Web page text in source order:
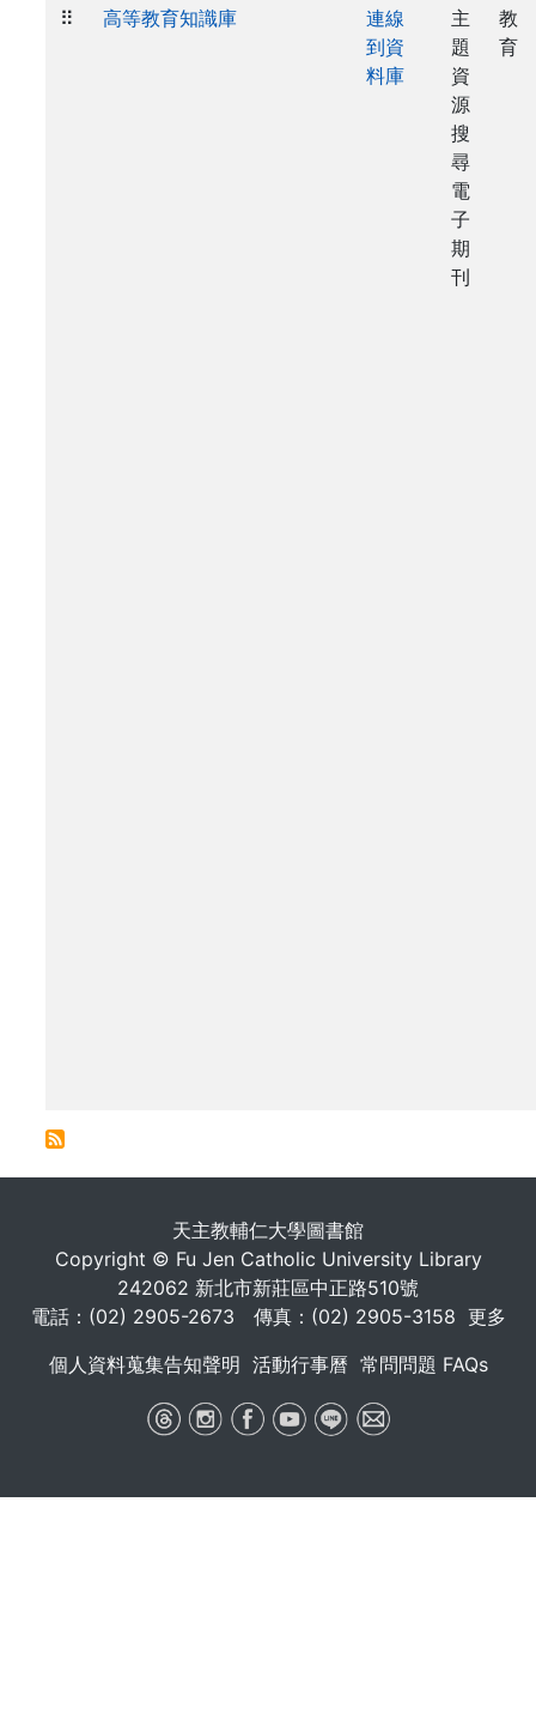
⠿ 高等教育知識庫
連線
到資
料庫
主
題
資
源
搜
尋
電
子
期
刊
教
育
天主教輔仁大學圖書館
Copyright © Fu Jen Catholic University Library
242062 新北市新莊區中正路510號
電話：(02) 2905-2673 傳真：(02) 2905-3158 更多
個人資料蒐集告知聲明 活動行事曆 常問問題 FAQs